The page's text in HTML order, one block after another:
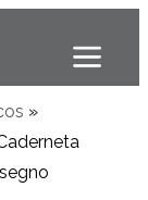
»